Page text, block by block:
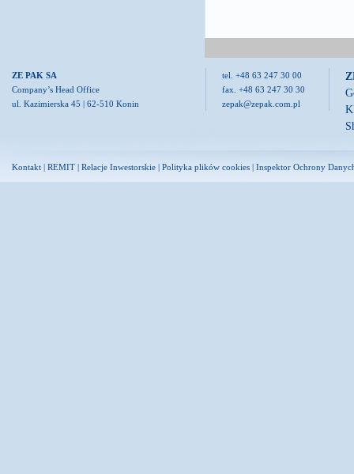
ZE PAK SA
Company’s Head Office
ul. Kazimierska 45 | 62-510 Konin
tel. +48 63 247 30 00
fax. +48 63 247 30 30
zepak@zepak.com.pl
Kontakt | REMIT | Relacje Inwestorskie | Polityka plików cookies | Inspektor Ochrony